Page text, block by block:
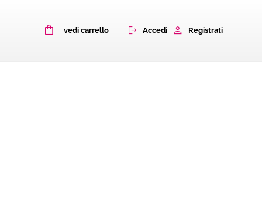
vedi carrello Accedi Registrati